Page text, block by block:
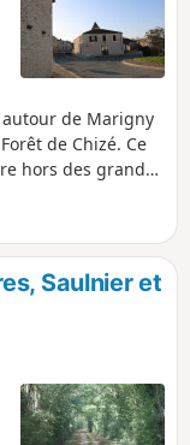
de Marigny
de Chizé. Ce
hors des grandes
des oiseaux.
Saulnier et